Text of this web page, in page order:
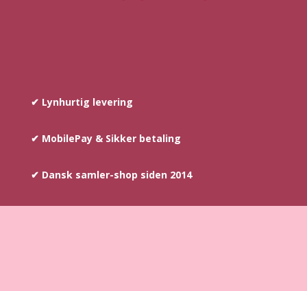
✔ Lynhurtig levering
✔ MobilePay & Sikker betaling
✔ Dansk samler-shop siden 2014